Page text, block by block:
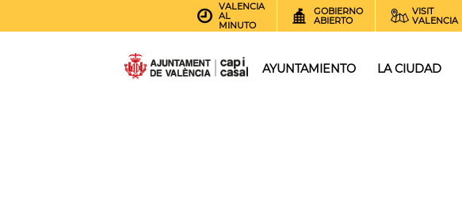
VALENCIA
AL
MINUTO
GOBIERNO
ABIERTO
VISIT
VALENCIA
AYUNTAMIENTO LA CIUDAD